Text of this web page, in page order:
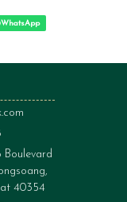
WhatsApp
Boulevard
40354